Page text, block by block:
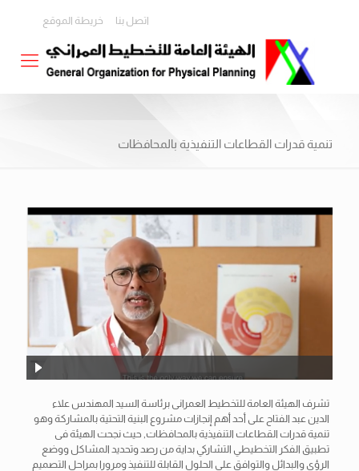
اتصل بنا خريطة الموقع
تنمية قدرات القطاعات التنفيذية بالمحافظات
تشرف الهيئة العامة للتخطيط العمرانى برئاسة السيد المهندس علاء
الدين عبد الفتاح على أحد أهم إنجازات مشروع البنية التحتية بالمشاركة وهو
تنمية قدرات القطاعات التنفيذية بالمحافظات, حيث نجحت الهيئة فى
تطبيق الفكر التخطيطي التشاركي بداية من رصد وتحديد المشاكل ووضع
الرؤى والبدائل والتوافق على الحلول القابلة للتنفيذ ومرورا بمراحل التصميم